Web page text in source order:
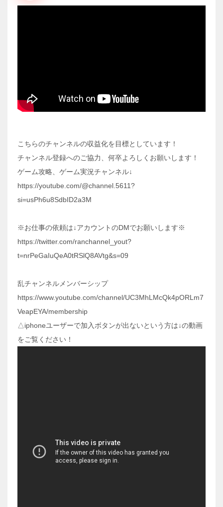
こちらのチャンネルの収益化を目標としています！
チャンネル登録へのご協力、何卒よろしくお願いします！
ゲーム攻略、ゲーム実況チャンネル↓
https://youtube.com/@channel.5611?
si=usPh6u8SdbID2a3M
※お仕事の依頼は↓アカウントのDMでお願いします※
https://twitter.com/ranchannel_yout?
t=nrPeGaIuQeA0tRSlQ8AVtg&s=09
乱チャンネルメンバーシップ
https://www.youtube.com/channel/UC3MhLMcQk4pORLm7
VeapEYA/membership
△iphoneユーザーで加入ボタンが出ないという方は↓の動画
をご覧ください！